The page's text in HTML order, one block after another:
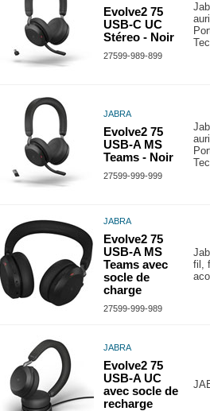
Evolve2 75
USB-C UC
Stéreo - Noir
27599-989-899
JABRA
Evolve2 75
USB-A MS
Teams - Noir
27599-999-999
JABRA
Evolve2 75
USB-A MS
Teams avec
socle de
charge
27599-999-989
fil,
JABRA
Evolve2 75
USB-A UC
avec socle de
recharge